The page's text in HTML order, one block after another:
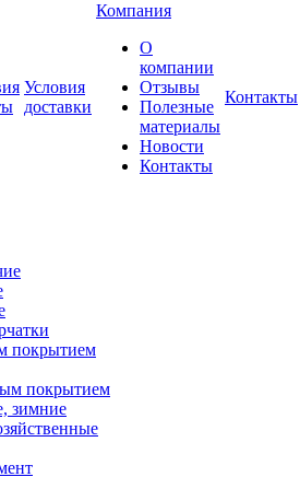
Условия
доставки
Компания
О
компании
Отзывы
Полезные
материалы
Новости
Контакты
Контакты
покрытием
покрытием
зимние